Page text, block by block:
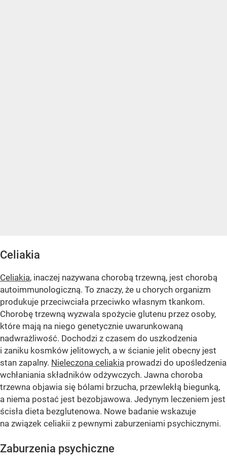
Celiakia
Celiakia, inaczej nazywana chorobą trzewną, jest chorobą
autoimmunologiczną. To znaczy, że u chorych organizm
produkuje przeciwciała przeciwko własnym tkankom.
Chorobę trzewną wyzwala spożycie glutenu przez osoby,
które mają na niego genetycznie uwarunkowaną
nadwrażliwość. Dochodzi z czasem do uszkodzenia
i zaniku kosmków jelitowych, a w ścianie jelit obecny jest
stan zapalny. Nieleczona celiakia prowadzi do upośledzenia
wchłaniania składników odżywczych. Jawna choroba
trzewna objawia się bólami brzucha, przewlekłą biegunką,
a niema postać jest bezobjawowa. Jedynym leczeniem jest
ścisła dieta bezglutenowa. Nowe badanie wskazuje
na związek celiakii z pewnymi zaburzeniami psychicznymi.
Zaburzenia psychiczne